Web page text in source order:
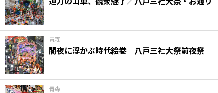
青森
闇夜に浮かぶ時代絵巻 八戸三社大祭前夜祭
青森